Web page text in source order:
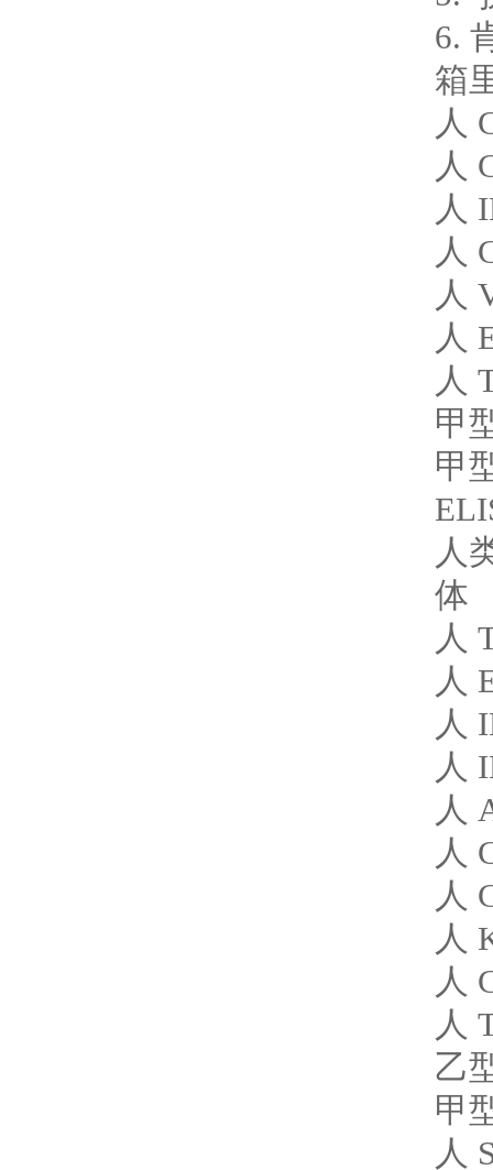
6.
箱
人
人
人
人
人
人
人
甲
甲
人
体
人
人
人
人
人
人
人
人
人
人
乙
甲
人